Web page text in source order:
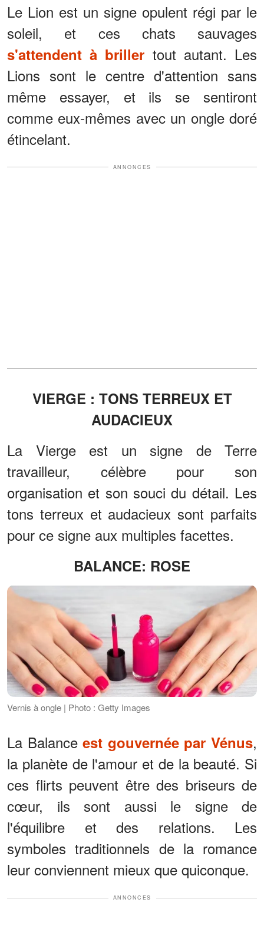
Le Lion est un signe opulent régi par le
soleil, et ces chats sauvages
s'attendent à briller tout autant. Les
Lions sont le centre d'attention sans
même essayer, et ils se sentiront
comme eux-mêmes avec un ongle doré
étincelant.
ANNONCES
VIERGE : TONS TERREUX ET
AUDACIEUX
La Vierge est un signe de Terre
travailleur, célèbre pour son
organisation et son souci du détail. Les
tons terreux et audacieux sont parfaits
pour ce signe aux multiples facettes.
BALANCE: ROSE
Vernis à ongle | Photo : Getty Images
La Balanceest gouvernée par Vénus,
la planète de l'amour et de la beauté. Si
ces flirts peuvent être des briseurs de
cœur, ils sont aussi le signe de
l'équilibre et des relations. Les
symboles traditionnels de la romance
leur conviennent mieux que quiconque.
ANNONCES